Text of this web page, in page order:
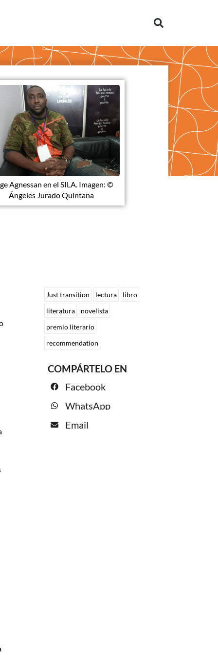
Agnessan en el SILA. Imagen: ©
Ángeles Jurado Quintana
Just transition lectura
libro
literatura
novelista
premio literario
recommendation
COMPÁRTELO EN
Facebook
WhatsApp
Email